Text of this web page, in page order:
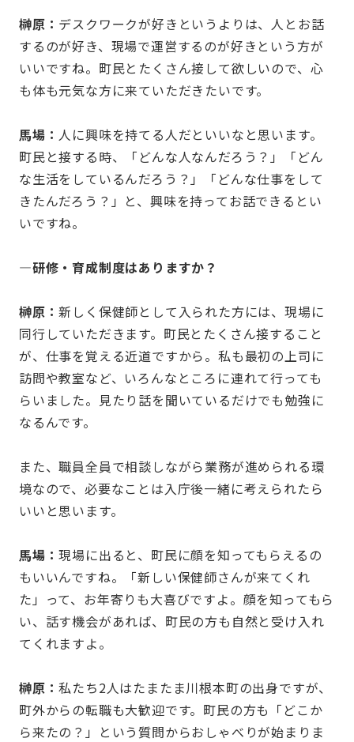
榊原： デスクワークが好きというよりは、人とお話
するのが好き、現場で運営するのが好きという方が
いいですね。町民とたくさん接して欲しいので、心
も体も元気な方に来ていただきたいです。
馬場： 人に興味を持てる人だといいなと思います。
町民と接する時、「どんな人なんだろう？」「どん
な生活をしているんだろう？」「どんな仕事をして
きたんだろう？」と、興味を持ってお話できるとい
いですね。
—研修・育成制度はありますか？
榊原：新しく保健師として入られた方には、現場に
同行していただきます。町民とたくさん接すること
が、仕事を覚える近道ですから。私も最初の上司に
訪問や教室など、いろんなところに連れて行っても
らいました。見たり話を聞いているだけでも勉強に
なるんです。
また、職員全員で相談しながら業務が進められる環
境なので、必要なことは入庁後一緒に考えられたら
いいと思います。
馬場：現場に出ると、町民に顔を知ってもらえるの
もいいんですね。「新しい保健師さんが来てくれ
た」って、お年寄りも大喜びですよ。顔を知ってもら
い、話す機会があれば、町民の方も自然と受け入れ
てくれますよ。
榊原：私たち2人はたまたま川根本町の出身ですが、
町外からの転職も大歓迎です。町民の方も「どこか
ら来たの？」という質問からおしゃべりが始まりま